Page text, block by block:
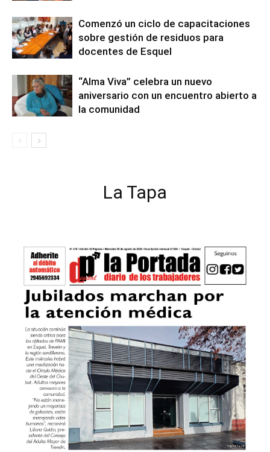
Comenzó un ciclo de capacitaciones
sobre gestión de residuos para
docentes de Esquel
“Alma Viva” celebra un nuevo
aniversario con un encuentro abierto a
la comunidad
La Tapa